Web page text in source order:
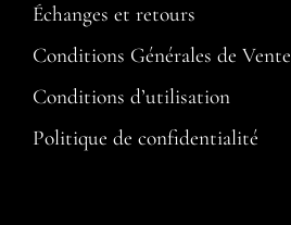
Échanges et retours
Conditions Générales de Vente
Conditions d’utilisation​
Politique de confidentialité